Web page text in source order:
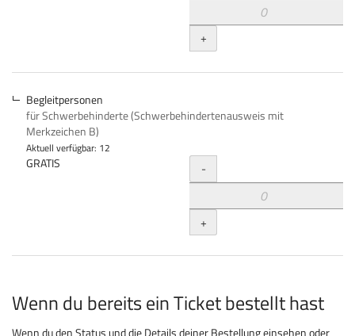
+
Begleitpersonen
für Schwerbehinderte (Schwerbehindertenausweis mit
Merkzeichen B)
Aktuell verfügbar: 12
GRATIS Menge
-
+
Wenn du bereits ein Ticket bestellt hast